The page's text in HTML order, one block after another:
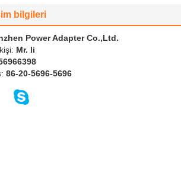
bilgileri
Power Adapter Co.,Ltd.
Mr. li
86-20-5696-5696